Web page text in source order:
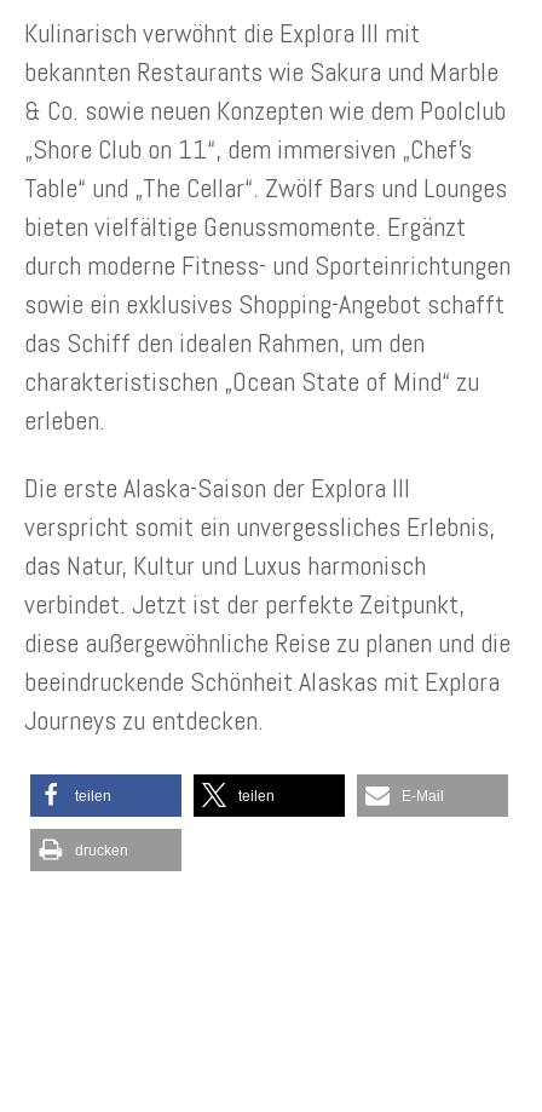
Kulinarisch verwöhnt die Explora III mit
bekannten Restaurants wie Sakura und Marble
& Co. sowie neuen Konzepten wie dem Poolclub
„Shore Club on 11“, dem immersiven „Chef’s
Table“ und „The Cellar“. Zwölf Bars und Lounges
bieten vielfältige Genussmomente. Ergänzt
durch moderne Fitness- und Sporteinrichtungen
sowie ein exklusives Shopping-Angebot schafft
das Schiff den idealen Rahmen, um den
charakteristischen „Ocean State of Mind“ zu
erleben.
Die erste Alaska-Saison der Explora III
verspricht somit ein unvergessliches Erlebnis,
das Natur, Kultur und Luxus harmonisch
verbindet. Jetzt ist der perfekte Zeitpunkt,
diese außergewöhnliche Reise zu planen und die
beeindruckende Schönheit Alaskas mit Explora
Journeys zu entdecken.
teilen teilen E-Mail
drucken